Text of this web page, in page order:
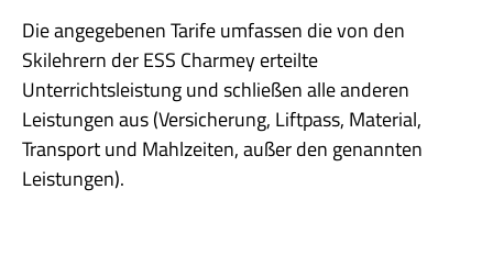
Die angegebenen Tarife umfassen die von den
Skilehrern der ESS Charmey erteilte
Unterrichtsleistung und schließen alle anderen
Leistungen aus (Versicherung, Liftpass, Material,
Transport und Mahlzeiten, außer den genannten
Leistungen).